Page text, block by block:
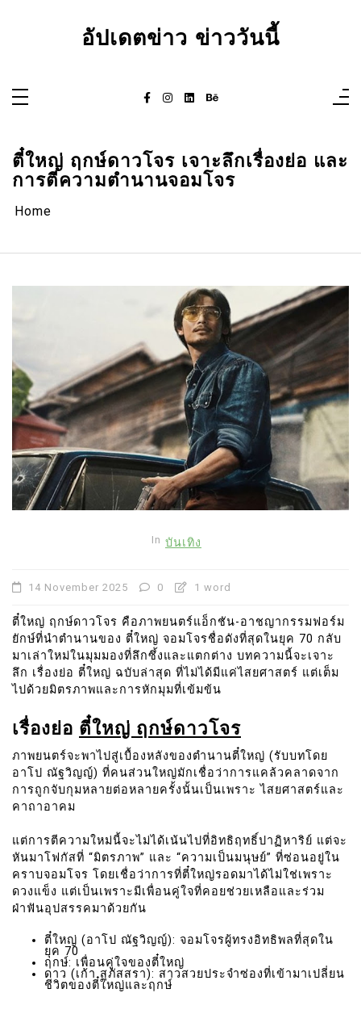
อัปเดตข่าว ข่าววันนี้
ตี๋ใหญ่ ฤกษ์ดาวโจร เจาะลึกเรื่องย่อ และ
การตีความตำนานจอมโจร
Home
In บันเทิง
14 November 2025 0 1 word
ตี๋ใหญ่ ฤกษ์ดาวโจร คือภาพยนตร์แอ็กชัน-อาชญากรรมฟอร์ม
ยักษ์ที่นำตำนานของ ตี๋ใหญ่ จอมโจรชื่อดังที่สุดในยุค 70 กลับ
มาเล่าใหม่ในมุมมองที่ลึกซึ้งและแตกต่าง บทความนี้จะเจาะ
ลึก เรื่องย่อ ตี๋ใหญ่ ฉบับล่าสุด ที่ไม่ได้มีแค่ไสยศาสตร์ แต่เต็ม
ไปด้วยมิตรภาพและการหักมุมที่เข้มข้น
เรื่องย่อ ตี๋ใหญ่ ฤกษ์ดาวโจร
ภาพยนตร์จะพาไปสู่เบื้องหลังของตำนานตี๋ใหญ่ (รับบทโดย
อาโป ณัฐวิญญ์) ที่คนส่วนใหญ่มักเชื่อว่าการแคล้วคลาดจาก
การถูกจับกุมหลายต่อหลายครั้งนั้นเป็นเพราะ ไสยศาสตร์และ
คาถาอาคม
แต่การตีความใหม่นี้จะไม่ได้เน้นไปที่อิทธิฤทธิ์ปาฏิหาริย์ แต่จะ
หันมาโฟกัสที่ “มิตรภาพ” และ “ความเป็นมนุษย์” ที่ซ่อนอยู่ใน
คราบจอมโจร โดยเชื่อว่าการที่ตี๋ใหญ่รอดมาได้ไม่ใช่เพราะ
ดวงแข็ง แต่เป็นเพราะมีเพื่อนคู่ใจที่คอยช่วยเหลือและร่วม
ฝ่าฟันอุปสรรคมาด้วยกัน
ตี๋ใหญ่ (อาโป ณัฐวิญญ์): จอมโจรผู้ทรงอิทธิพลที่สุดใน
ยุค 70
ฤกษ์: เพื่อนคู่ใจของตี๋ใหญ่
ดาว (เก้า สุภัสสรา): สาวสวยประจำซ่องที่เข้ามาเปลี่ยน
ชีวิตของตี๋ใหญ่และฤกษ์